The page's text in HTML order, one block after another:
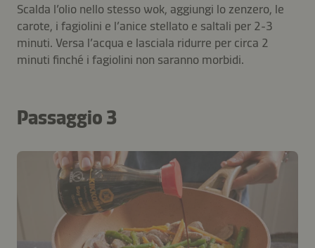
Scalda l’olio nello stesso wok, aggiungi lo zenzero, le
carote, i fagiolini e l’anice stellato e saltali per 2-3
minuti. Versa l’acqua e lasciala ridurre per circa 2
minuti finché i fagiolini non saranno morbidi.
Passaggio 3